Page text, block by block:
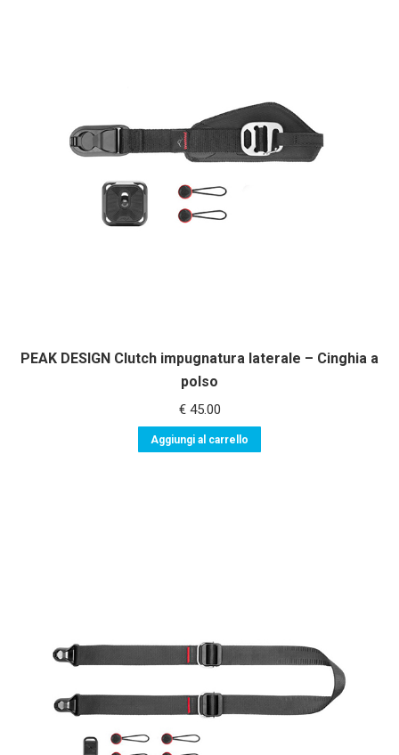
PEAK DESIGN Clutch impugnatura laterale – Cinghia a
polso
€45.00
Aggiungi al carrello